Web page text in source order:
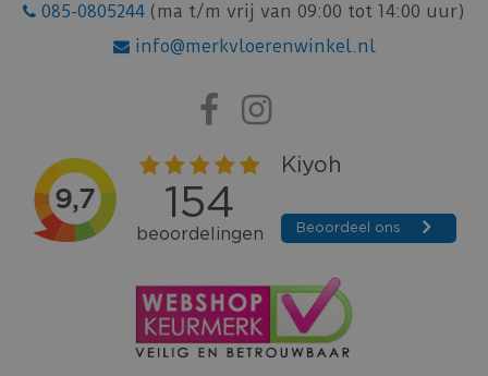
085-0805244 (ma t/m vrij van 09:00 tot 14:00 uur)
info@merkvloerenwinkel.nl